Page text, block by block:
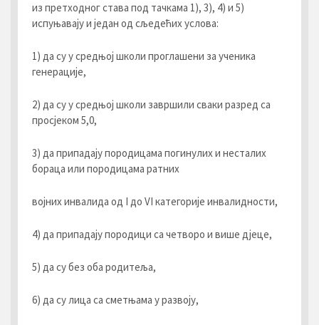
из претходног става под тачкама 1), 3), 4) и 5)
испуњавају и један од сљедећих услова:
1) да су у средњој школи проглашени за ученика
генерације,
2) да су у средњој школи завршили сваки разред са
просјеком 5,0,
3) да припадају породицама погинулих и несталих
бораца или породицама ратних
војних инвалида од I до VI категорије инвалидности,
4) да припадају породици са четворо и више дјеце,
5) да су без оба родитеља,
6) да су лица са сметњама у развоју,